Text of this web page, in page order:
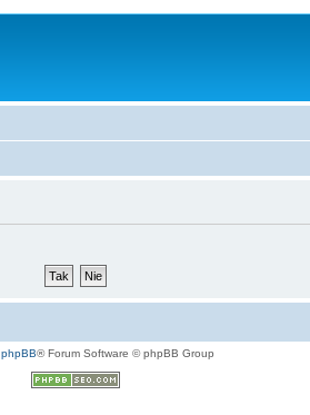
phpBB® Forum Software © phpBB Group